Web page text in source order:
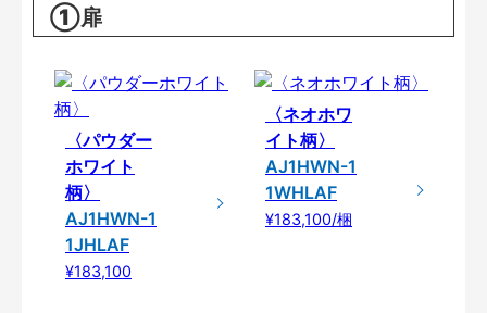
①扉
〈パウダー
ホワイト
柄〉
AJ1HWN-1
1JHLAF
¥183,100
〈ネオホワ
イト柄〉
AJ1HWN-1
1WHLAF
¥183,100/梱